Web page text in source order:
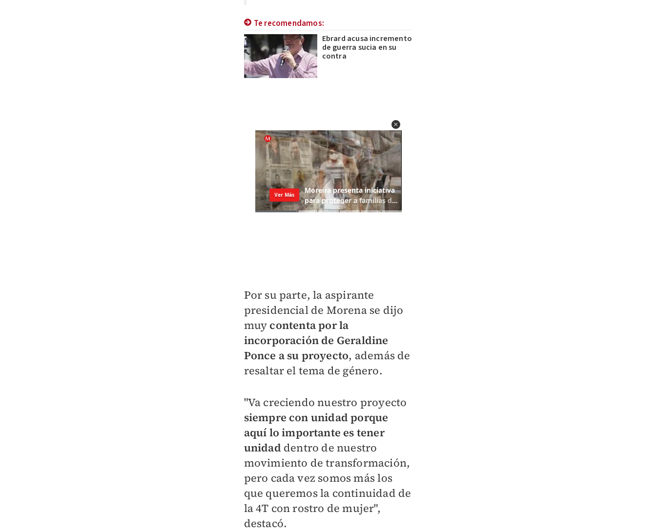
Te recomendamos:
Ebrard acusa incremento
de guerra sucia en su
contra
Por su parte, la aspirante
presidencial de Morena se dijo
muy contenta por la
incorporación de Geraldine
Ponce a su proyecto, además de
resaltar el tema de género.
"Va creciendo nuestro proyecto
siempre con unidad porque
aquí lo importante es tener
unidad dentro de nuestro
movimiento de transformación,
pero cada vez somos más los
que queremos la continuidad de
la 4T con rostro de mujer",
destacó.